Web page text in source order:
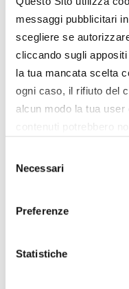
messaggi pubblicitari
scegliere se
cliccando sugli
la tua mancata scelta
ogni caso, il rifiuto del
alcun modo la tua
contenuti potrebbero
all’utilizzo di tutti, o
delNecessari
Preferenze
Statistiche
SPECIALE
Lavorazioni
Negli spazi espositivi
di Città di Castello
in evidenza tutti i
umbra. Nel settore
TAG Faza